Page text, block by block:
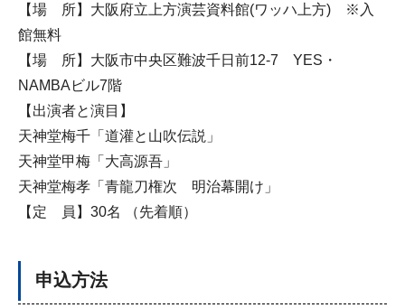
【場 所】大阪府立上方演芸資料館(ワッハ上方) ※入
館無料
【場 所】大阪市中央区難波千日前12-7 YES・
NAMBAビル7階
【出演者と演目】
天神堂梅千「道灌と山吹伝説」
天神堂甲梅「大高源吾」
天神堂梅孝「青龍刀権次 明治幕開け」
【定 員】30名 （先着順）
申込方法